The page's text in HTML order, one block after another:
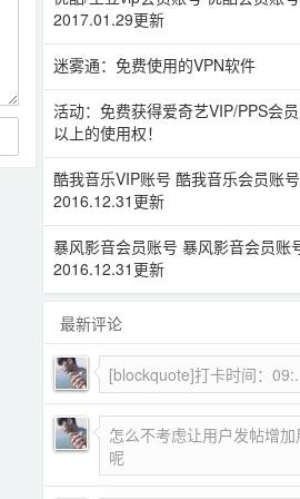
2017.01.29更新
迷雾通：免费使用的VPN软件
活动：免费获得爱奇艺VIP/PPS会
以上的使用权！
酷我音乐VIP账号 酷我音乐会员账
2016.12.31更新
暴风影音会员账号 暴风影音会员账
2016.12.31更新
最新评论
[blockquote]打卡时间：
怎么不考虑让用户发帖增加
呢